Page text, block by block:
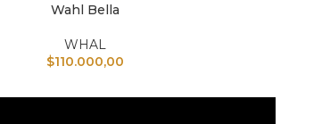
AL CARRITOWahl Bella
WHAL
$110.000,00